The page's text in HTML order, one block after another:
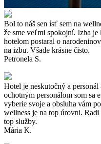
Bol to náš sen ísť sem na
že sme veľmi spokojní. Izba je
hotelom postaral o
na izbu. Všade krásne čisto.
Petronela S.
Hotel je neskutočný a
ochotným personálom som sa
vyberie svoje a obsluha vám
wellness je na top úrovni.
top služby.
Mária K.